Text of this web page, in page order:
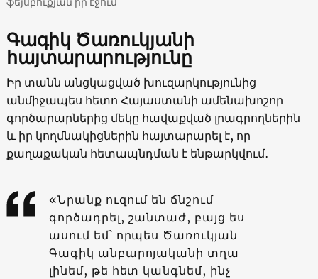
Գագիկ Ծառուկյանի
հայտարարությունը
Իր տանն անցկացված խուզարկությունից
անմիջապես հետո Հայաստանի ամենախոշոր
գործարարներից մեկը հավաքված լրագրողներին
և իր կողմնակիցներին հայտարարել է, որ
քաղաքական հետապնդման է ենթարկվում․
«Նրանք ուզում են ճնշում
գործադրել, շանտաժ, բայց ես
ասում եմ՝ որպես Ծառուկյան
Գագիկ անբարոյականի տղա
լինեմ, թե հետ կանգնեմ, ինչ